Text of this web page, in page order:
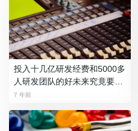
投入十几亿研发经费和5000多
人研发团队的好未来究竟要做
什么？
7 年前